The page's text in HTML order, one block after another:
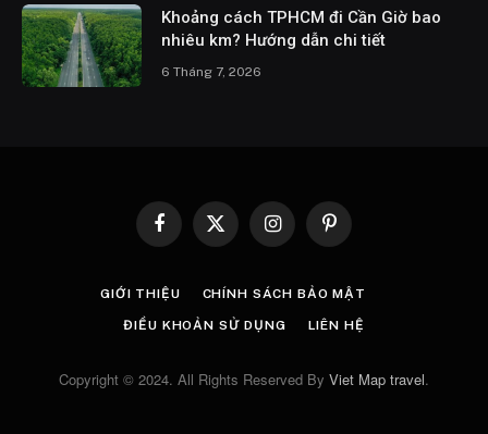
Khoảng cách TPHCM đi Cần Giờ bao
nhiêu km? Hướng dẫn chi tiết
6 Tháng 7, 2026
FacebookX
(Twitter)
InstagramPinterest
GIỚI THIỆU CHÍNH SÁCH BẢO MẬT
ĐIỀU KHOẢN SỬ DỤNG LIÊN HỆ
Copyright © 2024. All Rights Reserved By Viet Map travel.